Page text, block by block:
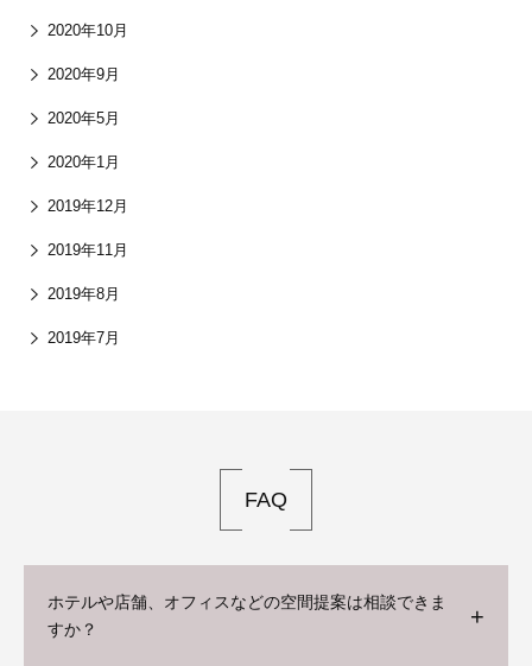
2020年10月
2020年9月
2020年5月
2020年1月
2019年12月
2019年11月
2019年8月
2019年7月
FAQ
ホテルや店舗、オフィスなどの空間提案は相談できま
すか？